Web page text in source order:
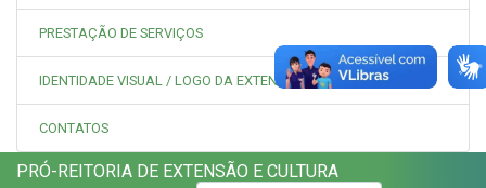
PRESTAÇÃO DE SERVIÇOS
IDENTIDADE VISUAL / LOGO DA EXTENSÃO
CONTATOS
PRÓ-REITORIA DE EXTENSÃO E CULTURA